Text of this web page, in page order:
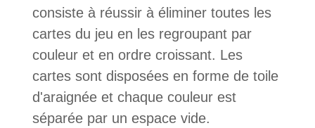
consiste à réussir à éliminer toutes les
cartes du jeu en les regroupant par
couleur et en ordre croissant. Les
cartes sont disposées en forme de toile
d'araignée et chaque couleur est
séparée par un espace vide.